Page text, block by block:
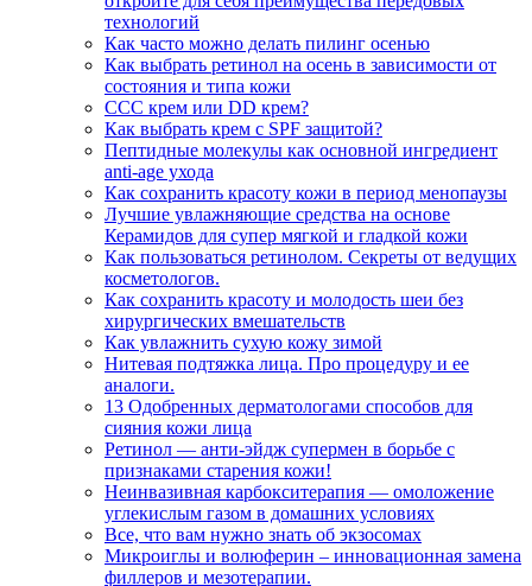
технологий
Как часто можно делать пилинг осенью
Как выбрать ретинол на осень в зависимости от
состояния и типа кожи
CCC крем или DD крем?
Как выбрать крем с SPF защитой?
Пептидные молекулы как основной ингредиент
anti-age ухода
Как сохранить красоту кожи в период менопаузы
Лучшие увлажняющие средства на основе
Керамидов для супер мягкой и гладкой кожи
Как пользоваться ретинолом. Секреты от ведущих
косметологов.
Как сохранить красоту и молодость шеи без
хирургических вмешательств
Как увлажнить сухую кожу зимой
Нитевая подтяжка лица. Про процедуру и ее
аналоги.
13 Одобренных дерматологами способов для
сияния кожи лица
Ретинол — анти-эйдж супермен в борьбе с
признаками старения кожи!
Неинвазивная карбокситерапия — омоложение
углекислым газом в домашних условиях
Все, что вам нужно знать об экзосомах
Микроиглы и волюферин – инновационная замена
филлеров и мезотерапии.